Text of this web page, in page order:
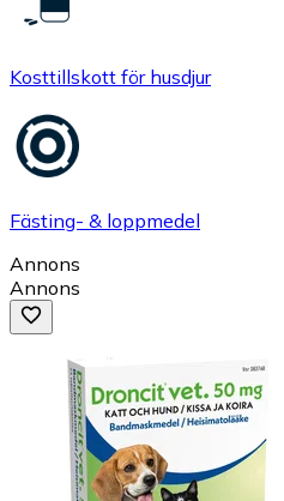
Kosttillskott för husdjur
Fästing- & loppmedel
Annons
Annons